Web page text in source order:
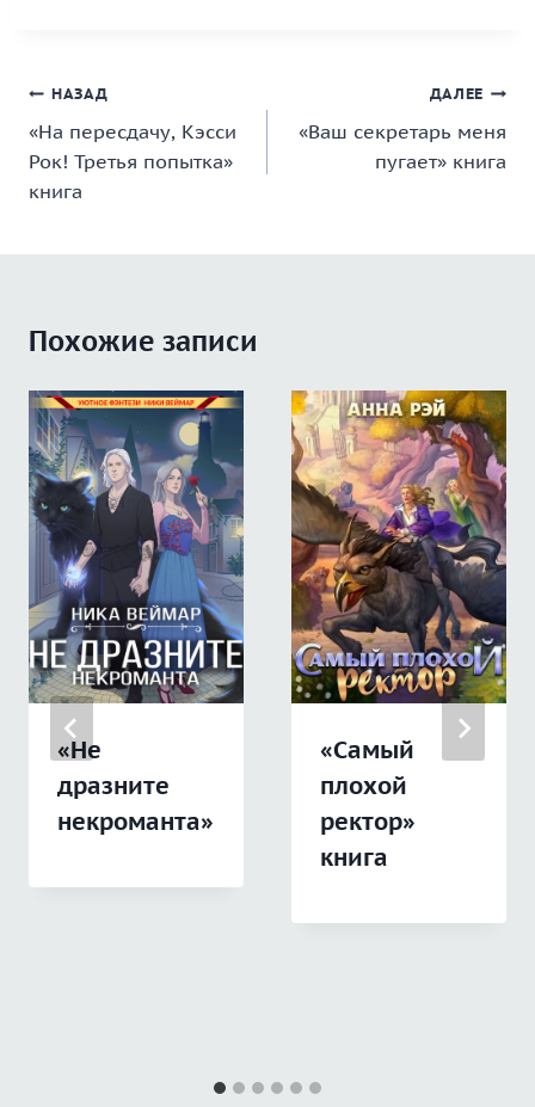
Навигация
по
записям
НАЗАД
«На пересдачу, Кэсси
Рок! Третья попытка»
книга
ДАЛЕЕ
«Ваш секретарь меня
пугает» книга
Похожие записи
«Не
дразните
некроманта»
«Самый
плохой
ректор»
книга